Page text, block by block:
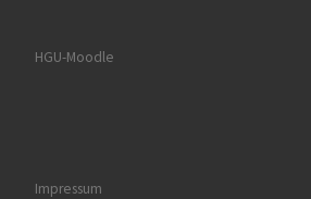
HGU-Moodle
Impressum